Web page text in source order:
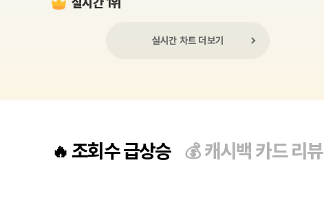
실시간 차트 더보기
🔥 조회수 급상승 💰캐시백 카드 리뷰